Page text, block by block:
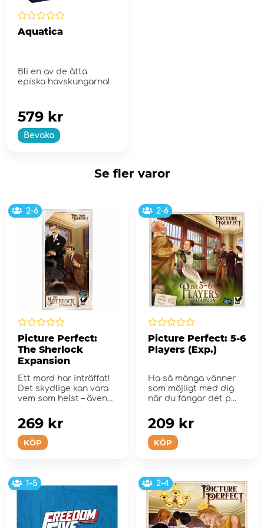
Aquatica
Bli en av de åtta
episka havskungarna!
Bevaka
579 kr
Se fler varor
2-6
Picture Perfect:
The Sherlock
Expansion
Ett mord har inträffat!
Det skydlige kan vara
vem som helst – även
KÖP
269 kr
2-6
Picture Perfect: 5-6
Players (Exp.)
Ha så många vänner
som möjligt med dig
när du fångar det p...
KÖP
209 kr
1-5 2-4